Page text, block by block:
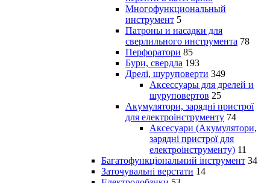
Многофункциональный
инструмент 5
Патроны и насадки для
сверлильного инструмента 78
Перфоратори 85
Бури, свердла 193
Дрелі, шуруповерти 349
Аксессуары для дрелей и
шуруповертов 25
Акумулятори, зарядні пристрої
для електроінструменту 74
Аксесуари (Акумулятори,
зарядні пристрої для
електроінструменту) 11
Багатофункціональний інструмент 34
Заточувальні верстати 14